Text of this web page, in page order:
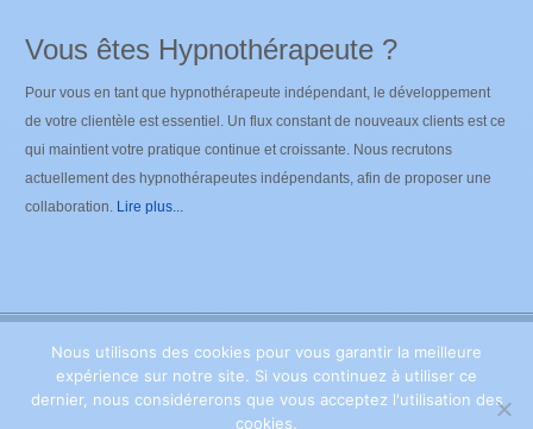
Vous êtes Hypnothérapeute ?
Pour vous en tant que hypnothérapeute indépendant, le développement
de votre clientèle est essentiel. Un flux constant de nouveaux clients est ce
qui maintient votre pratique continue et croissante. Nous recrutons
actuellement des hypnothérapeutes indépendants, afin de proposer une
collaboration. Lire plus...
Copyright ©2026Hypnose Brabant Wallon. Tous droits
réservés. Powered by Privium – Des services qui soutiennent vos soins.
Pour psychologues, psychotherapeutes et hypnotherapeutes.Privium –
Des services qui soutiennent vos soins. Pour psychologues,
Nous utilisons des cookies pour vous garantir la meilleure
expérience sur notre site. Si vous continuez à utiliser ce
dernier, nous considérerons que vous acceptez l'utilisation des
cookies.